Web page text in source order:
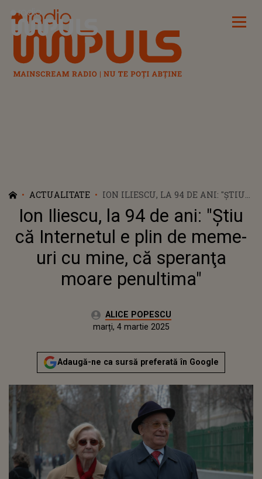
Radio Impuls
ACTUALITATE
ION ILIESCU, LA 94 DE ANI: "ŞTIU
CĂ INTERNETUL E PLIN DE MEME-
URI CU MINE, CĂ SPERANŢA
MOARE PENULTIMA"
Ion Iliescu, la 94 de ani: "Ştiu
că Internetul e plin de meme-
uri cu mine, că speranţa
moare penultima"
Autor:ALICE POPESCU
Actualizat:
marți, 4 martie 2025
Adaugă-ne ca sursă preferată în Google